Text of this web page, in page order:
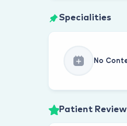
Specialities
No
Patient